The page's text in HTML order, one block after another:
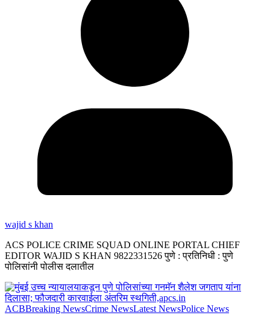
wajid s khan
ACS POLICE CRIME SQUAD ONLINE PORTAL CHIEF
EDITOR WAJID S KHAN 9822331526 पुणे : प्रतिनिधी : पुणे
पोलिसांनी पोलीस दलातील
ACBBreaking NewsCrime NewsLatest NewsPolice News